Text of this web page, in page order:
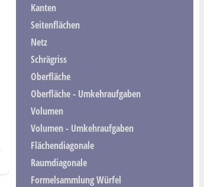
Kanten
Seitenflächen
Netz
Schrägriss
Oberfläche
Oberfläche - Umkehraufgaben
Volumen
Volumen - Umkehraufgaben
Flächendiagonale
Raumdiagonale
Formelsammlung Würfel